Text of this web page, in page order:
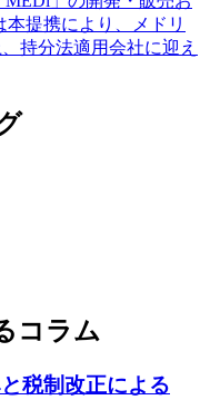
提携により、メドリ
持分法適用会社に迎え
コラム
税制改正による